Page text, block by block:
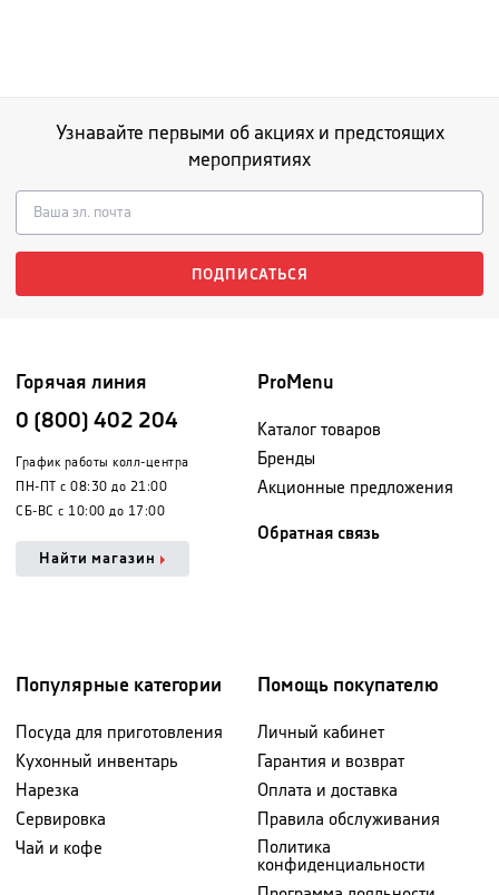
Узнавайте первыми об акциях и предстоящих
мероприятиях
ПОДПИСАТЬСЯ
Горячая линия
0 (800) 402 204
График работы колл-центра
ПН-ПТ с 08:30 до 21:00
СБ-ВС с 10:00 до 17:00
Найти магазин
ProMenu
Каталог товаров
Бренды
Акционные предложения
Обратная связь
Популярные категории
Посуда для приготовления
Кухонный инвентарь
Нарезка
Сервировка
Чай и кофе
Помощь покупателю
Личный кабинет
Гарантия и возврат
Оплата и доставка
Правила обслуживания
Политика
конфиденциальности